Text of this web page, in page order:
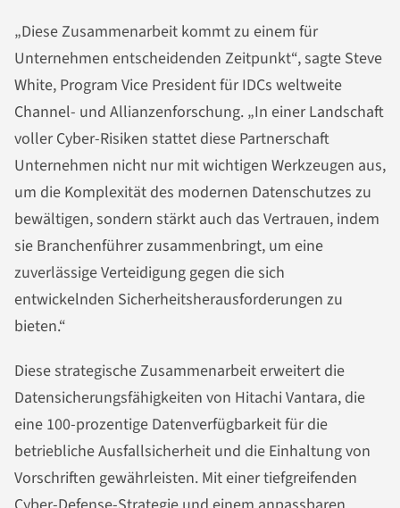
„Diese Zusammenarbeit kommt zu einem für
Unternehmen entscheidenden Zeitpunkt“, sagte Steve
White, Program Vice President für IDCs weltweite
Channel- und Allianzenforschung. „In einer Landschaft
voller Cyber-Risiken stattet diese Partnerschaft
Unternehmen nicht nur mit wichtigen Werkzeugen aus,
um die Komplexität des modernen Datenschutzes zu
bewältigen, sondern stärkt auch das Vertrauen, indem
sie Branchenführer zusammenbringt, um eine
zuverlässige Verteidigung gegen die sich
entwickelnden Sicherheitsherausforderungen zu
bieten.“
Diese strategische Zusammenarbeit erweitert die
Datensicherungsfähigkeiten von Hitachi Vantara, die
eine 100-prozentige Datenverfügbarkeit für die
betriebliche Ausfallsicherheit und die Einhaltung von
Vorschriften gewährleisten. Mit einer tiefgreifenden